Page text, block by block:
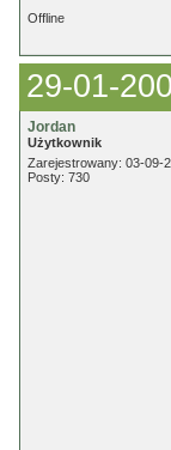
Offline
29-01-
Jordan
Użytkownik
Zarejestrowany: 03-09-
Posty: 730